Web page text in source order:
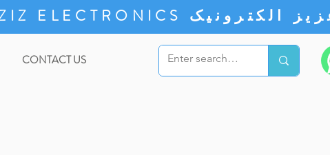
CONTACT US
ELECTRONICS